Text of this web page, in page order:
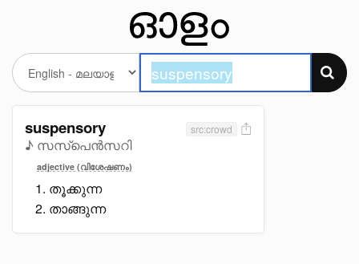
suspensory
♪ സസ്പെൻസറി
src:crowd
adjective (വിശേഷണം)
തൂക്കുന്ന
താങ്ങുന്ന